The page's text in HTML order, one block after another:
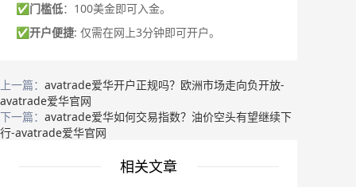
✅门槛低：100美金即可入金。
✅开户便捷: 仅需在网上3分钟即可开户。
上一篇： avatrade爱华开户正规吗？欧洲市场走向负开放-
avatrade爱华官网
下一篇： avatrade爱华如何交易指数？油价空头有望继续下
行-avatrade爱华官网
相关文章